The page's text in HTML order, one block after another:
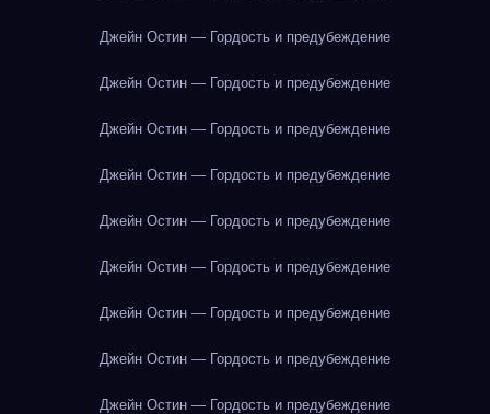
Джейн Остин — Гордость и предубеждение
Джейн Остин — Гордость и предубеждение
Джейн Остин — Гордость и предубеждение
Джейн Остин — Гордость и предубеждение
Джейн Остин — Гордость и предубеждение
Джейн Остин — Гордость и предубеждение
Джейн Остин — Гордость и предубеждение
Джейн Остин — Гордость и предубеждение
Джейн Остин — Гордость и предубеждение